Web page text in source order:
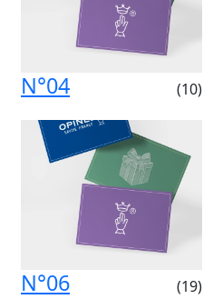
N°04 (10)
N°06 (19)